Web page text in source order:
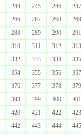
244 245 246
247
266 267 268
269
288 289 290
291
310 311 312
313
332 333 334
335
354 355 356
357
376 377 378
379
398 399 400
401
420 421 422
423
442 443 444
445